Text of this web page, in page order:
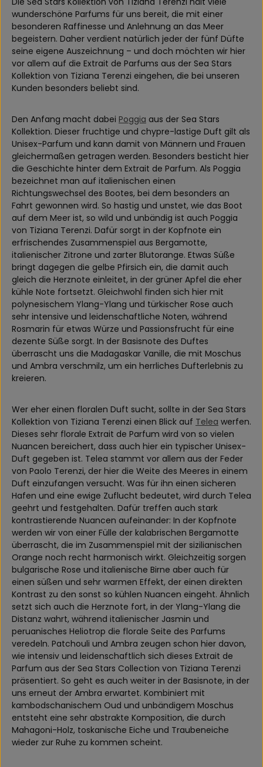
wunderschöne Parfums für uns bereit, die mit einer
besonderen Raffinesse und Anlehnung an das Meer
begeistern. Daher verdient natürlich jeder der fünf Düfte
seine eigene Auszeichnung – und doch möchten wir hier
vor allem auf die Extrait de Parfums aus der Sea Stars
Kollektion von Tiziana Terenzi eingehen, die bei unseren
Kunden besonders beliebt sind.
Den Anfang macht dabei Poggia aus der Sea Stars
Kollektion. Dieser fruchtige und chypre-lastige Duft gilt als
Unisex-Parfum und kann damit von Männern und Frauen
gleichermaßen getragen werden. Besonders besticht hier
die Geschichte hinter dem Extrait de Parfum. Als Poggia
bezeichnet man auf italienischen einen
Richtungswechsel des Bootes, bei dem besonders an
Fahrt gewonnen wird. So hastig und unstet, wie das Boot
auf dem Meer ist, so wild und unbändig ist auch Poggia
von Tiziana Terenzi. Dafür sorgt in der Kopfnote ein
erfrischendes Zusammenspiel aus Bergamotte,
italienischer Zitrone und zarter Blutorange. Etwas Süße
bringt dagegen die gelbe Pfirsich ein, die damit auch
gleich die Herznote einleitet, in der grüner Apfel die eher
kühle Note fortsetzt. Gleichwohl finden sich hier mit
polynesischem Ylang-Ylang und türkischer Rose auch
sehr intensive und leidenschaftliche Noten, während
Rosmarin für etwas Würze und Passionsfrucht für eine
dezente Süße sorgt. In der Basisnote des Duftes
überrascht uns die Madagaskar Vanille, die mit Moschus
und Ambra verschmilz, um ein herrliches Dufterlebnis zu
kreieren.
Wer eher einen floralen Duft sucht, sollte in der Sea Stars
Kollektion von Tiziana Terenzi einen Blick auf Telea werfen.
Dieses sehr florale Extrait de Parfum wird von so vielen
Nuancen bereichert, dass auch hier ein typischer Unisex-
Duft gegeben ist. Telea stammt vor allem aus der Feder
von Paolo Terenzi, der hier die Weite des Meeres in einem
Duft einzufangen versucht. Was für ihn einen sicheren
Hafen und eine ewige Zuflucht bedeutet, wird durch Telea
geehrt und festgehalten. Dafür treffen auch stark
kontrastierende Nuancen aufeinander: In der Kopfnote
werden wir von einer Fülle der kalabrischen Bergamotte
überrascht, die im Zusammenspiel mit der sizilianischen
Orange noch recht harmonisch wirkt. Gleichzeitig sorgen
bulgarische Rose und italienische Birne aber auch für
einen süßen und sehr warmen Effekt, der einen direkten
Kontrast zu den sonst so kühlen Nuancen eingeht. Ähnlich
setzt sich auch die Herznote fort, in der Ylang-Ylang die
Distanz wahrt, während italienischer Jasmin und
peruanisches Heliotrop die florale Seite des Parfums
veredeln. Patchouli und Ambra zeugen schon hier davon,
wie intensiv und leidenschaftlich sich dieses Extrait de
Parfum aus der Sea Stars Collection von Tiziana Terenzi
präsentiert. So geht es auch weiter in der Basisnote, in der
uns erneut der Ambra erwartet. Kombiniert mit
kambodschanischem Oud und unbändigem Moschus
entsteht eine sehr abstrakte Komposition, die durch
Mahagoni-Holz, toskanische Eiche und Traubeneiche
wieder zur Ruhe zu kommen scheint.